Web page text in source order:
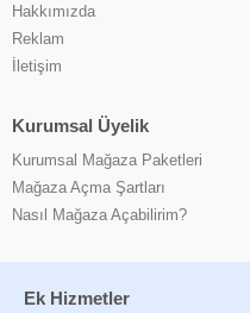
Hakkımızda
Reklam
İletişim
Kurumsal Üyelik
Kurumsal Mağaza Paketleri
Mağaza Açma Şartları
Nasıl Mağaza Açabilirim?
Ek Hizmetler